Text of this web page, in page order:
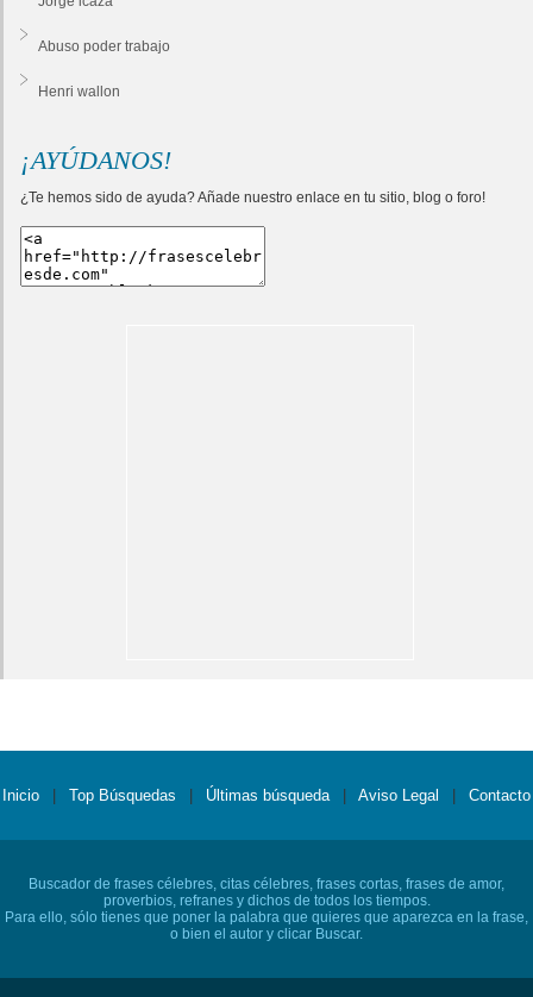
Abuso poder trabajo
Henri wallon
¡AYÚDANOS!
¿Te hemos sido de ayuda? Añade nuestro enlace en tu sitio, blog o foro!
Inicio Top Búsquedas Últimas búsqueda Aviso Legal Contacto
Buscador de frases célebres, citas célebres, frases cortas, frases de amor,
proverbios, refranes y dichos de todos los tiempos.
Para ello, sólo tienes que poner la palabra que quieres que aparezca en la frase,
o bien el autor y clicar Buscar.